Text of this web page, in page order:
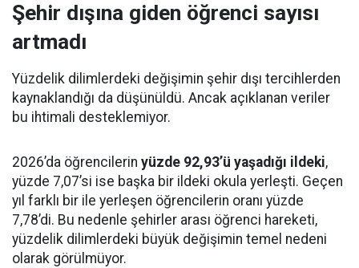
Şehir dışına giden öğrenci sayısı
artmadı
Yüzdelik dilimlerdeki değişimin şehir dışı tercihlerden
kaynaklandığı da düşünüldü. Ancak açıklanan veriler
bu ihtimali desteklemiyor.
2026’da öğrencilerin yüzde 92,93’ü yaşadığı ildeki,
yüzde 7,07’si ise başka bir ildeki okula yerleşti. Geçen
yıl farklı bir ile yerleşen öğrencilerin oranı yüzde
7,78’di. Bu nedenle şehirler arası öğrenci hareketi,
yüzdelik dilimlerdeki büyük değişimin temel nedeni
olarak görülmüyor.